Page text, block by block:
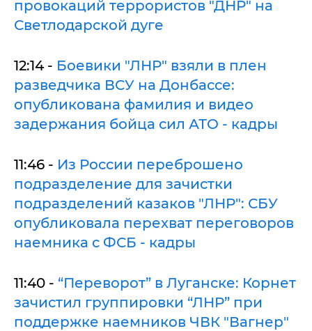
провокаций террористов "ДНР" на
Светлодарской дуге
12:14 - Боевики "ЛНР" взяли в плен
разведчика ВСУ на Донбассе:
опубликована фамилия и видео
задержания бойца сил АТО - кадры
11:46 - Из России переброшено
подразделение для зачистки
подразделений казаков "ЛНР": СБУ
опубликовала перехват переговоров
наемника с ФСБ - кадры
11:40 - “Переворот” в Луганске: Корнет
зачистил группировки “ЛНР” при
поддержке наемников ЧВК "Вагнер"